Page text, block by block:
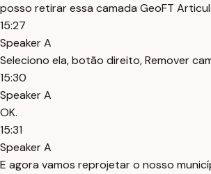
posso retirar essa camada GeoFT
15:27
Speaker A
Seleciono ela, botão direito, Remover
15:30
Speaker A
OK.
15:31
Speaker A
E agora vamos reprojetar o nosso